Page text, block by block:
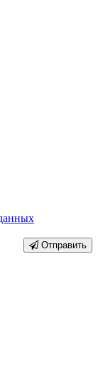
Отправить